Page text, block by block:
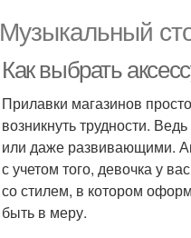
Музыкальный
Как выбрать
Прилавки магазинов
возникнуть трудности.
или даже развивающими.
с учетом того, девочка у
со стилем, в котором
быть в меру.